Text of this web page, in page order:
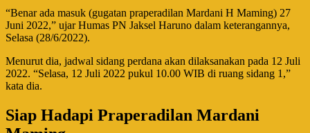
“Benar ada masuk (gugatan praperadilan Mardani H Maming) 27
Juni 2022,” ujar Humas PN Jaksel Haruno dalam keterangannya,
Selasa (28/6/2022).
Menurut dia, jadwal sidang perdana akan dilaksanakan pada 12 Juli
2022. “Selasa, 12 Juli 2022 pukul 10.00 WIB di ruang sidang 1,”
kata dia.
Siap Hadapi Praperadilan Mardani